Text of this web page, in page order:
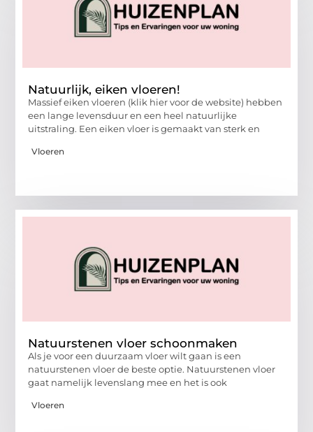
Natuurlijk, eiken vloeren!
Massief eiken vloeren (klik hier voor de website) hebben
een lange levensduur en een heel natuurlijke
uitstraling. Een eiken vloer is gemaakt van sterk en
Vloeren
Natuurstenen vloer schoonmaken
Als je voor een duurzaam vloer wilt gaan is een
natuurstenen vloer de beste optie. Natuurstenen vloer
gaat namelijk levenslang mee en het is ook
Vloeren